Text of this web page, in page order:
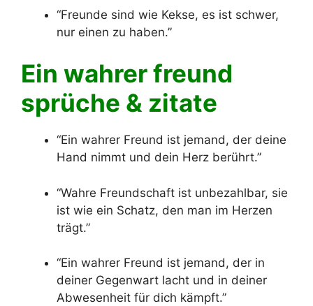
“Freunde sind wie Kekse, es ist schwer,
nur einen zu haben.”
Ein wahrer freund
sprüche & zitate
“Ein wahrer Freund ist jemand, der deine
Hand nimmt und dein Herz berührt.”
“Wahre Freundschaft ist unbezahlbar, sie
ist wie ein Schatz, den man im Herzen
trägt.”
“Ein wahrer Freund ist jemand, der in
deiner Gegenwart lacht und in deiner
Abwesenheit für dich kämpft.”